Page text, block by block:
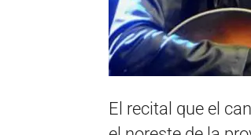
El recital que el